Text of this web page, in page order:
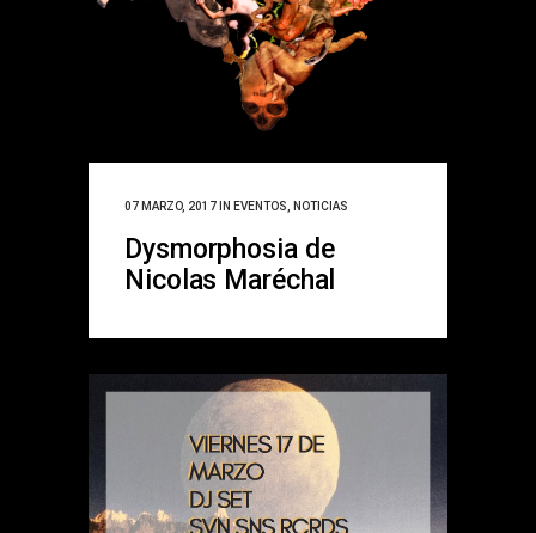
07 MARZO, 2017 IN EVENTOS NOTICIAS
Dysmorphosia de
Nicolas Maréchal